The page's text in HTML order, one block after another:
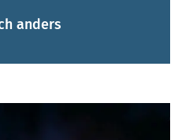
anders